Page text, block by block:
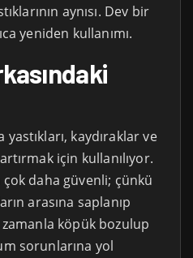
aynısı. Dev bir
yeniden kullanımı.
yastıkları, kaydıraklar ve
için kullanılıyor.
daha güvenli; çünkü
arasına saplanıp
köpük bozulup
sorunlarına yol